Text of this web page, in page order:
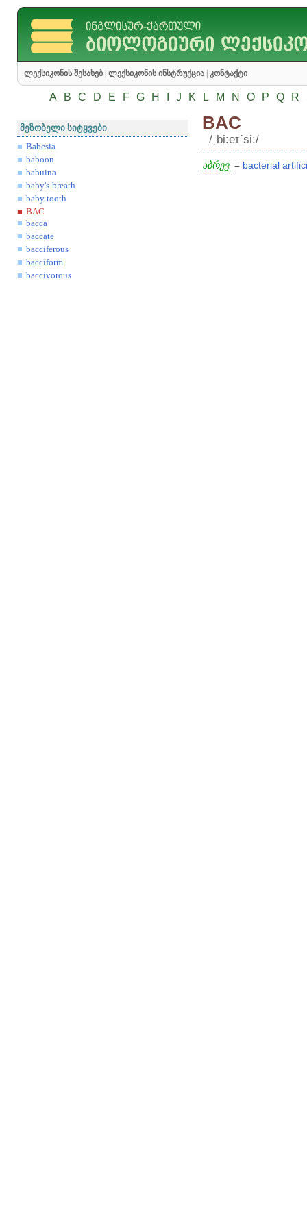
ლექსიკონის შესახებ ლექსიკონის ინსტრუქცია კონტაქტი
A B C D E F G H J K L M N O P Q R
მეზობელი სიტყვები
Babesia
baboon
babuina
baby's-breath
baby tooth
BAC
bacca
baccate
bacciferous
bacciform
baccivorous
BAC
/͵bi:eɪʹsi:/
აბრევ. = bacterial